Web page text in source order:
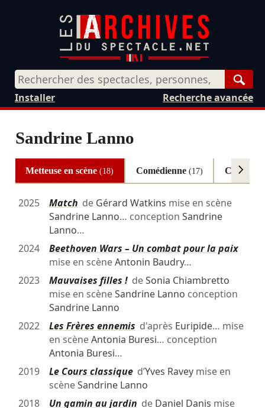
Recherche avancée
Installer
Sandrine Lanno
Metteuse en scène(18) Comédienne (17)
2025 Match de Gérard Watkins mise en scène
Sandrine Lanno… conception Sandrine
Lanno…
2024
Beethoven Wars – Un combat pour la paix
mise en scèneAntonin Baudry…
2023
Mauvaises filles !deSonia Chiambretto
mise en scèneSandrine Lanno conception
Sandrine Lanno
2022
Les Frères ennemis d'après Euripide… mise
en scèneAntonia Buresi… conception
Antonia Buresi…
2019
Le Cours classiqued’Yves Raveymise en
scèneSandrine Lanno
2018
Un gamin au jardin de Daniel Danis mise